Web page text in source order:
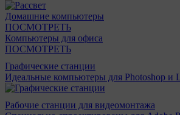
Домашние компьютеры
ПОСМОТРЕТЬ
Компьютеры для офиса
ПОСМОТРЕТЬ
Графические станции
Идеальные компьютеры для Photoshop и
Рабочие станции для видеомонтажа